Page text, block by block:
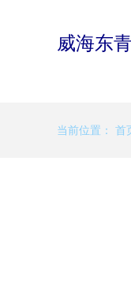
威海东
当前位置： 首